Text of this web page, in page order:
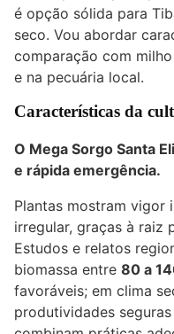
é opção sólida para
seco. Vou abordar
comparação com
e na pecuária local.
Características da
O Mega Sorgo Santa
e rápida emergência.
Plantas mostram vigor
irregular, graças à raiz
Estudos e relatos
biomassa entre 80 a
favoráveis; em clima
produtividades